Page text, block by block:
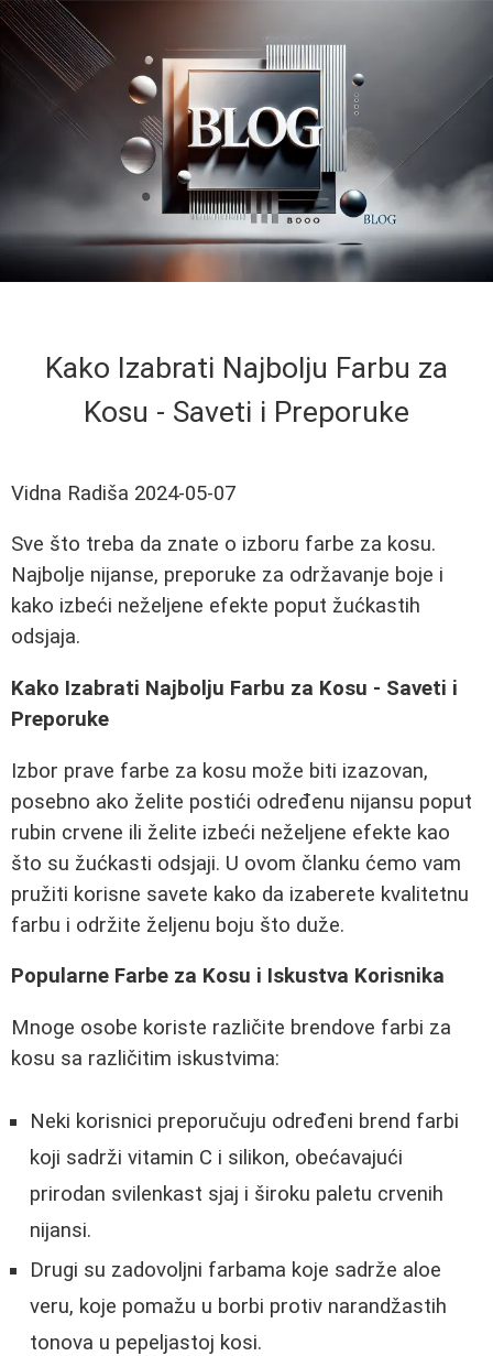
Kako Izabrati Najbolju Farbu za
Kosu - Saveti i Preporuke
Vidna Radiša 2024-05-07
Sve što treba da znate o izboru farbe za kosu.
Najbolje nijanse, preporuke za održavanje boje i
kako izbeći neželjene efekte poput žućkastih
odsjaja.
Kako Izabrati Najbolju Farbu za Kosu - Saveti i
Preporuke
Izbor prave farbe za kosu može biti izazovan,
posebno ako želite postići određenu nijansu poput
rubin crvene ili želite izbeći neželjene efekte kao
što su žućkasti odsjaji. U ovom članku ćemo vam
pružiti korisne savete kako da izaberete kvalitetnu
farbu i održite željenu boju što duže.
Popularne Farbe za Kosu i Iskustva Korisnika
Mnoge osobe koriste različite brendove farbi za
kosu sa različitim iskustvima:
Neki korisnici preporučuju određeni brend farbi
koji sadrži vitamin C i silikon, obećavajući
prirodan svilenkast sjaj i široku paletu crvenih
nijansi.
Drugi su zadovoljni farbama koje sadrže aloe
veru, koje pomažu u borbi protiv narandžastih
tonova u pepeljastoj kosi.